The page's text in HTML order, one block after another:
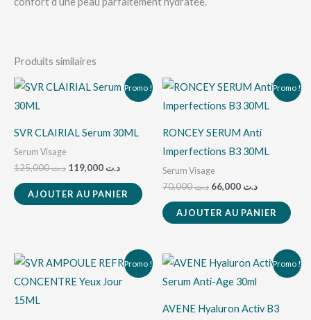
Produits similaires
Promo !
SVR CLAIRIAL Serum 30ML
Serum Visage
د.ت125,000
Le
prix
د.ت 125,000.
د.ت
Le
prix
د.ت 119,000.
AJOUTER AU PANIER
Promo !
RONCEY SERUM Anti
Imperfections B3 30ML
Serum Visage
د.ت70,000
Le
prix
initial
د.ت 70,000.
د.ت
Le
prix
actuel
AJOUTER AU PANIER
Promo !
Le
prix
initial
Le
prix
actuel
Promo !
AVENE Hyaluron Activ B3
prix
initial
د.ت 145,000.
Le
prix